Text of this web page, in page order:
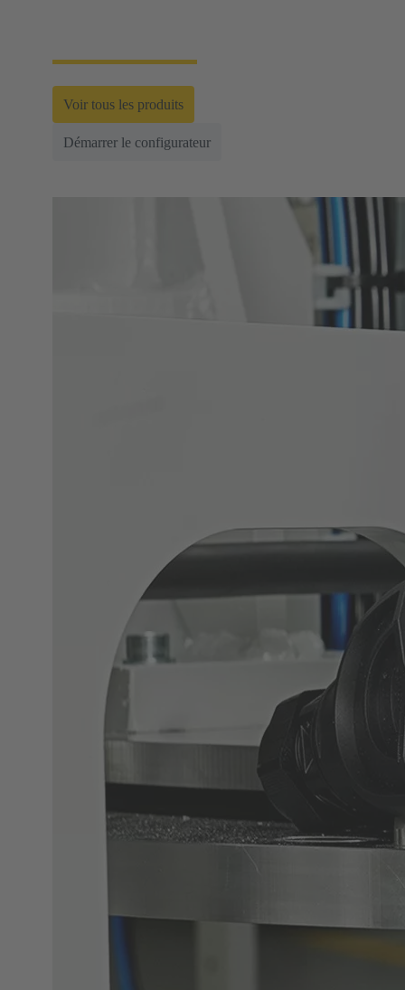
Voir tous les produits
Démarrer le configurateur